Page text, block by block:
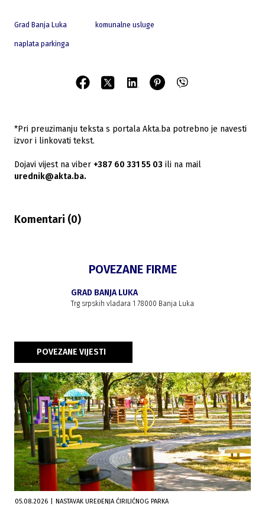
Grad Banja Luka komunalne usluge
naplata parkinga
*Pri preuzimanju teksta s portala Akta.ba potrebno je navesti
izvor i linkovati tekst.
Dojavi vijest na viber +387 60 331 55 03 ili na mail
urednik@akta.ba.
Komentari (0)
POVEZANE FIRME
GRAD BANJA LUKA
Trg srpskih vladara 1 78000 Banja Luka
POVEZANE VIJESTI
05.08.2026 NASTAVAK UREĐENJA ĆIRILIĆNOG PARKA